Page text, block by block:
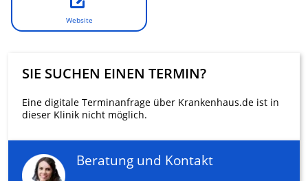
Website
SIE SUCHEN EINEN TERMIN?
Eine digitale Terminanfrage über Krankenhaus.de ist in
dieser Klinik nicht möglich.
Beratung und Kontakt